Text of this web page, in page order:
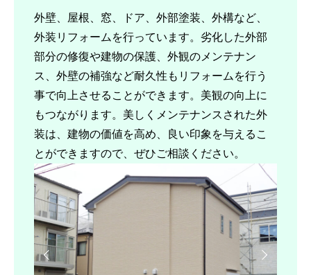
外壁、屋根、窓、ドア、外部塗装、外構など、
外装リフォームを行っています。劣化した外部
部分の修復や建物の保護、外観のメンテナン
ス、外壁の補強など耐久性もリフォームを行う
事で向上させることができます。美観の向上に
もつながります。美しくメンテナンスされた外
装は、建物の価値を高め、良い印象を与えるこ
とができますので、ぜひご相談ください。